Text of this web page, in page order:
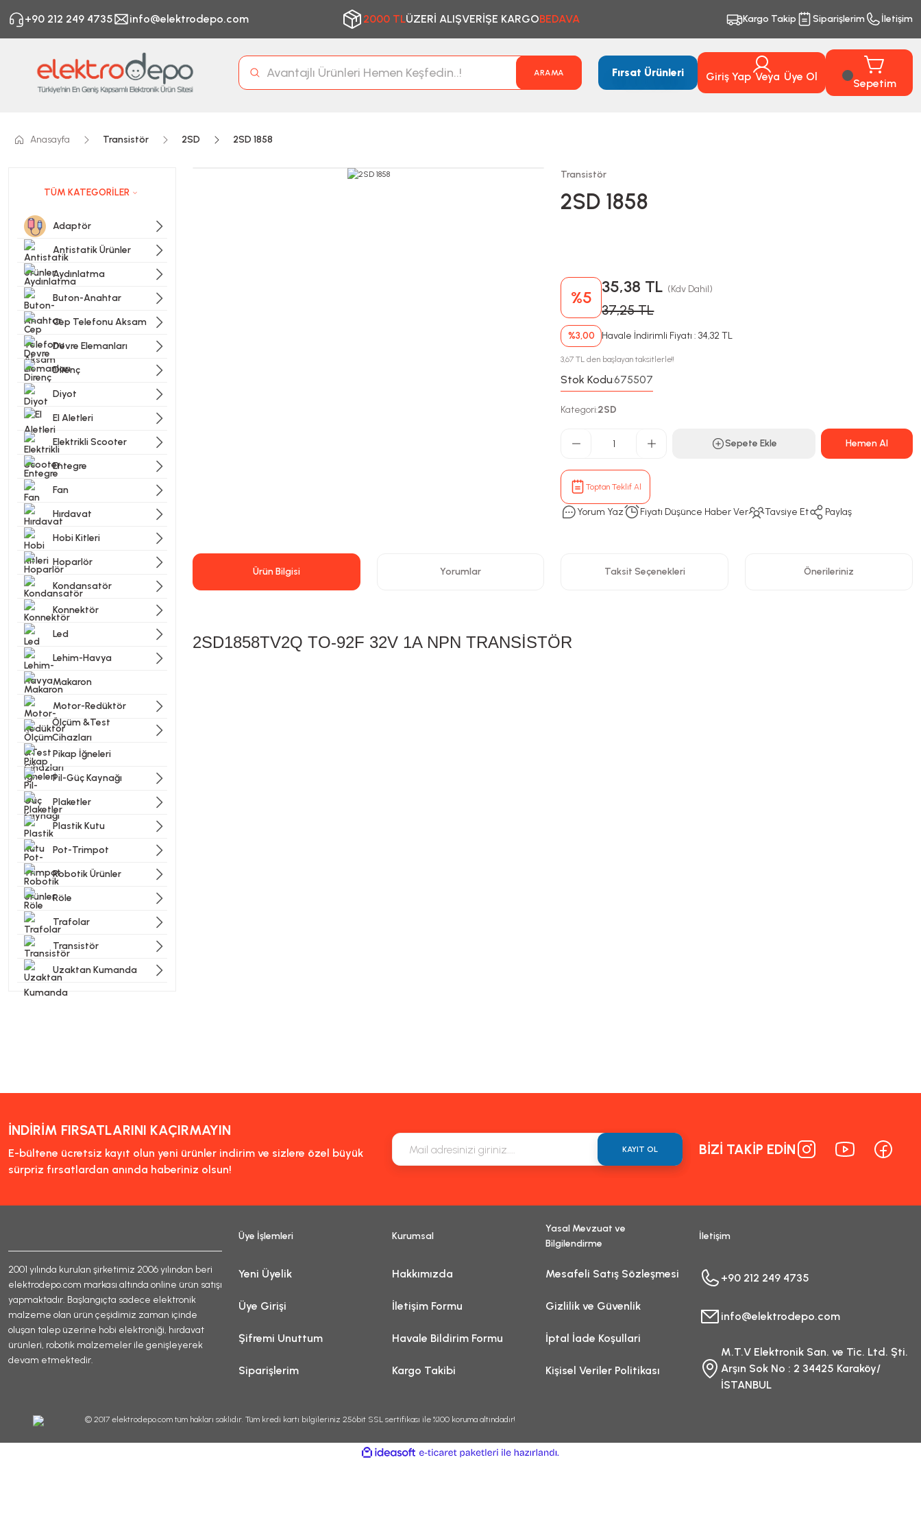
+90 212 249 4735 info@elektrodepo.com 2000 TLÜZERİ ALIŞVERİŞE KARGOBEDAVA Kargo Takip Siparişlerim İletişim
ARAMA Fırsat Ürünleri Giriş Yap Veya Üye Ol
Sepetim
Anasayfa Transistör 2SD 2SD 1858
TÜM KATEGORİLER
Adaptör
Antistatik Ürünler
Aydınlatma
Buton-Anahtar
Cep Telefonu Aksam
Devre Elemanları
Direnç
Diyot
El Aletleri
Elektrikli Scooter
Entegre
Fan
Hırdavat
Hobi Kitleri
Hoparlör
Kondansatör
Konnektör
Led
Lehim-Havya
Makaron
Motor-Redüktör
Ölçüm &Test
Cihazları
Pikap İğneleri
Pil-Güç Kaynağı
Plaketler
Plastik Kutu
Pot-Trimpot
Robotik Ürünler
Röle
Trafolar
Transistör
Uzaktan Kumanda
Transistör
2SD 1858
%5
35,38 TL (Kdv Dahil)
37,25 TL
%3,00 Havale İndirimli Fiyatı : 34,32 TL
3,67 TL den başlayan taksitlerle!!
Stok Kodu:675507
Kategori:2SD
Sepete Ekle Hemen Al
Toptan Teklif Al
Yorum Yaz Fiyatı Düşünce Haber Ver Tavsiye Et Paylaş
Ürün Bilgisi Yorumlar Taksit Seçenekleri Önerileriniz
2SD1858TV2Q TO-92F 32V 1A NPN TRANSİSTÖR
İNDİRİM FIRSATLARINI KAÇIRMAYIN
E-bültene ücretsiz kayıt olun yeni ürünler indirim ve sizlere özel büyük
sürpriz fırsatlardan anında haberiniz olsun!
KAYIT OL BİZİ TAKİP EDİN
2001 yılında kurulan şirketimiz 2006 yılından beri
elektrodepo.com markası altında online ürün satışı
yapmaktadır. Başlangıçta sadece elektronik
malzeme olan ürün çeşidimiz zaman içinde
oluşan talep üzerine hobi elektroniği, hırdavat
ürünleri, robotik malzemeler ile genişleyerek
devam etmektedir.
Üye İşlemleri
Yeni Üyelik
Üye Girişi
Şifremi Unuttum
Siparişlerim
Kurumsal
Hakkımızda
İletişim Formu
Havale Bildirim Formu
Kargo Takibi
Yasal Mevzuat ve
Bilgilendirme
Mesafeli Satış Sözleşmesi
Gizlilik ve Güvenlik
İptal İade Koşullari
Kişisel Veriler Politikası
İletişim
+90 212 249 4735
info@elektrodepo.com
M.T.V Elektronik San. ve Tic. Ltd. Şti.
Arşın Sok No : 2 34425 Karaköy/
İSTANBUL
© 2017 elektrodepo.com tüm hakları saklıdır. Tüm kredi kartı bilgileriniz 256bit SSL sertifikası ile %100 koruma altındadır!
ideasoft
e-